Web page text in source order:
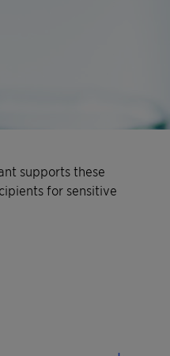
supports these
for sensitive